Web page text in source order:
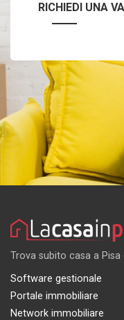
RICHIEDI UNA
Trova subito casa a Pisa
Software gestionale
Portale immobiliare
Network immobiliare